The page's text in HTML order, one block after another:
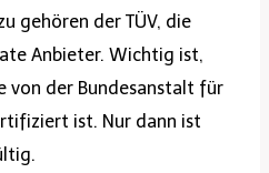
gehören der TÜV, die
Anbieter. Wichtig ist,
von der Bundesanstalt für
ist. Nur dann ist